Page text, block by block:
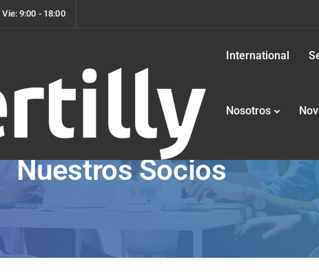
Vie: 9:00 - 18:00
International
Nosotros
Nuestros Socios